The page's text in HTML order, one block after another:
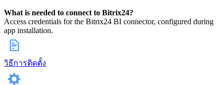
What is needed to connect to Bitrix24?
Access credentials for the Bitrix24 BI connector, configured during
app installation.
วิธีการติดตั้ง